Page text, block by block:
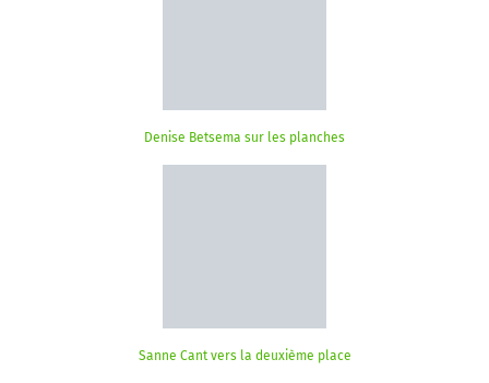
Denise Betsema sur les planches
Sanne Cant vers la deuxième place